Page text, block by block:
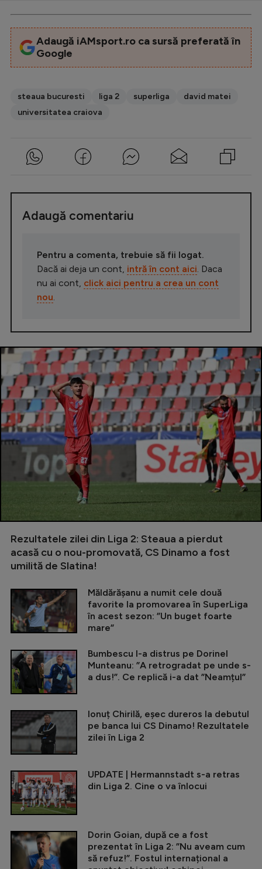
Adaugă iAMsport.ro ca sursă preferată în
Google
steaua bucuresti liga 2 superliga
david matei
universitatea craiova
Adaugă comentariu
Pentru a comenta, trebuie să fii logat.
Dacă ai deja un cont, intră în cont aici. Daca
nu ai cont, click aici pentru a crea un cont
nou.
Rezultatele zilei din Liga 2: Steaua a pierdut
acasă cu o nou-promovată, CS Dinamo a fost
umilită de Slatina!
Măldărășanu a numit cele două
favorite la promovarea în SuperLiga
în acest sezon: ”Un buget foarte
mare”
Bumbescu l-a distrus pe Dorinel
Munteanu: ”A retrogradat pe unde s-
a dus!”. Ce replică i-a dat ”Neamțul”
Ionuț Chirilă, eșec dureros la debutul
pe banca lui CS Dinamo! Rezultatele
zilei în Liga 2
UPDATE | Hermannstadt s-a retras
din Liga 2. Cine o va înlocui
Dorin Goian, după ce a fost
prezentat în Liga 2: ”Nu aveam cum
să refuz!”. Fostul internațional a